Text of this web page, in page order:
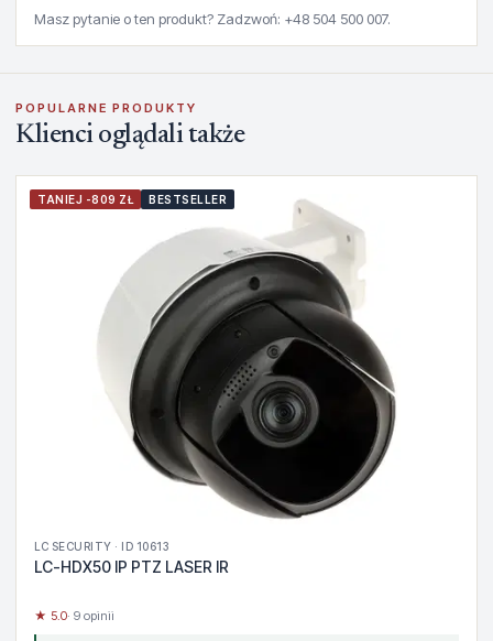
Masz pytanie o ten produkt? Zadzwoń: +48 504 500 007.
POPULARNE PRODUKTY
Klienci oglądali także
TANIEJ -809 ZŁ BESTSELLER
LC SECURITY · ID 10613
LC-HDX50 IP PTZ LASER IR
★ 5.0· 9 opinii